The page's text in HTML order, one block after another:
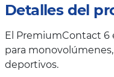
Detalles del
El PremiumContact 6
para
deportivos.